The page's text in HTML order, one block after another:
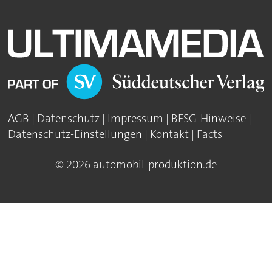
AGB | Datenschutz | Impressum | BFSG-Hinweise |
Datenschutz-Einstellungen | Kontakt | Facts
© 2026 automobil-produktion.de